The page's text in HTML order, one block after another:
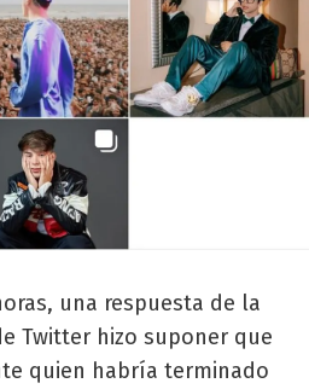
una respuesta de la
Twitter hizo suponer que
quien habría terminado